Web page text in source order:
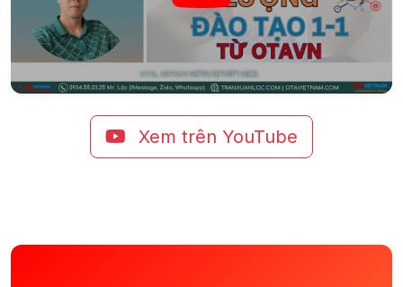
Xem trên YouTube